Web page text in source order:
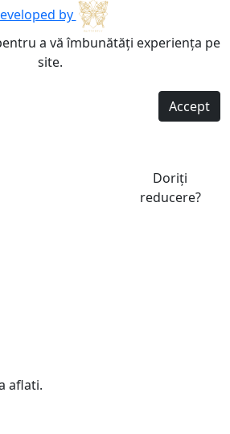
by
a vă îmbunătăți experiența pe
site.
Accept
Doriți
reducere?
aflati.